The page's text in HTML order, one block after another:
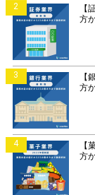
2
【
方
3
【
方
4
【
方